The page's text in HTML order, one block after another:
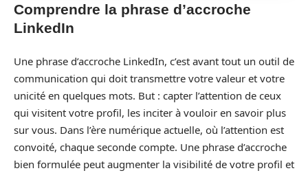
Comprendre la phrase d’accroche
LinkedIn
Une phrase d’accroche LinkedIn, c’est avant tout un outil de
communication qui doit transmettre votre valeur et votre
unicité en quelques mots. But : capter l’attention de ceux
qui visitent votre profil, les inciter à vouloir en savoir plus
sur vous. Dans l’ère numérique actuelle, où l’attention est
convoité, chaque seconde compte. Une phrase d’accroche
bien formulée peut augmenter la visibilité de votre profil et